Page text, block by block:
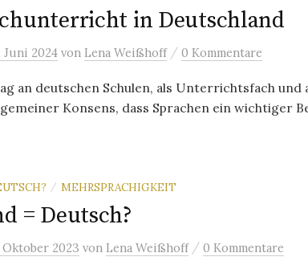
in Deutschland
Juni 2024 von Lena Weißhoff / 0 Kommentare
an deutschen Schulen, als Unterrichtsfach
Konsens, dass Sprachen ein wichtiger
/ MEHRSPRACHIGKEIT
= Deutsch?
Oktober 2023 von Lena Weißhoff / 0 Kommentare